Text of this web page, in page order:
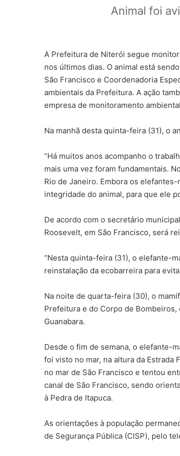
Animal foi
A Prefeitura de Niterói segue
nos últimos dias. O animal está
São Francisco e Coordenadoria
ambientais da Prefeitura. A ação
empresa de monitoramento
Na manhã desta quinta-feira (31), o
“Há muitos anos acompanho o
mais uma vez foram fundamentais.
Rio de Janeiro. Embora os
integridade do animal, para que ele
De acordo com o secretário
Roosevelt, em São Francisco, será
“Nesta quinta-feira (31), o elefante-
reinstalação da ecobarreira para
Na noite de quarta-feira (30), o
Prefeitura e do Corpo de Bombeiros,
Guanabara.
Desde o fim de semana, o elefante-
foi visto no mar, na altura da
no mar de São Francisco e tentou
canal de São Francisco, sendo
à Pedra de Itapuca.
As orientações à população
de Segurança Pública (CISP), pelo